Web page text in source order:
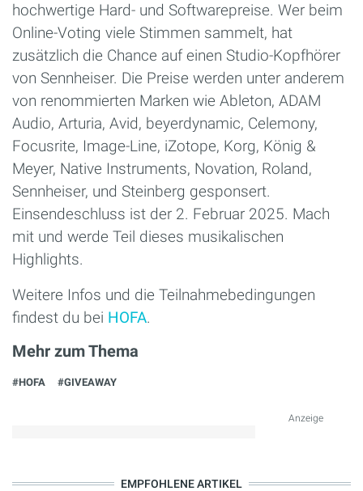
hochwertige Hard- und Softwarepreise. Wer beim
Online-Voting viele Stimmen sammelt, hat
zusätzlich die Chance auf einen Studio-Kopfhörer
von Sennheiser. Die Preise werden unter anderem
von renommierten Marken wie Ableton, ADAM
Audio, Arturia, Avid, beyerdynamic, Celemony,
Focusrite, Image-Line, iZotope, Korg, König &
Meyer, Native Instruments, Novation, Roland,
Sennheiser, und Steinberg gesponsert.
Einsendeschluss ist der 2. Februar 2025. Mach
mit und werde Teil dieses musikalischen
Highlights.
Weitere Infos und die Teilnahmebedingungen
findest du bei HOFA.
Mehr zum Thema
#HOFA #GIVEAWAY
Anzeige
EMPFOHLENE ARTIKEL